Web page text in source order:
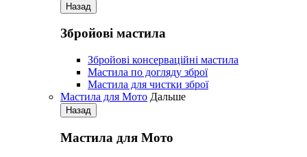
Назад
Збройові мастила
Збройові консерваційні мастила
Мастила по догляду зброї
Мастила для чистки зброї
Мастила для Мото Дальше
Назад
Мастила для Мото